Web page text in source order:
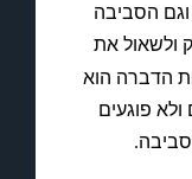
וגם הסביבה
ולשאול את
הדברה הוא
פוגעים
.